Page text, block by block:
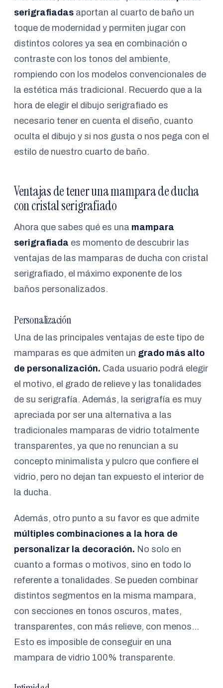
serigrafiadas aportan al cuarto de baño un
toque de modernidad y permiten jugar con
distintos colores ya sea en combinación o
contraste con los tonos del ambiente,
rompiendo con los modelos convencionales de
la estética más tradicional. Recuerdo que a la
hora de elegir el dibujo serigrafiado es
necesario tener en cuenta el diseño, cuanto
oculta el dibujo y si nos gusta o nos pega con el
estilo de nuestro cuarto de baño.
Ventajas de tener una mampara de ducha
con cristal serigrafiado
Ahora que sabes qué es una mampara
serigrafiada es momento de descubrir las
ventajas de las mamparas de ducha con cristal
serigrafiado, el máximo exponente de los
baños personalizados.
Personalización
Una de las principales ventajas de este tipo de
mamparas es que admiten un grado más alto
de personalización. Cada usuario podrá elegir
el motivo, el grado de relieve y las tonalidades
de su serigrafía. Además, la serigrafía es muy
apreciada por ser una alternativa a las
tradicionales mamparas de vidrio totalmente
transparentes, ya que no renuncian a su
concepto minimalista y pulcro que confiere el
vidrio, pero no dejan tan expuesto el interior de
la ducha.
Además, otro punto a su favor es que admite
múltiples combinaciones a la hora de
personalizar la decoración. No solo en
cuanto a formas o motivos, sino en todo lo
referente a tonalidades. Se pueden combinar
distintos segmentos en la misma mampara,
con secciones en tonos oscuros, mates,
transparentes, con más relieve, con menos…
Esto es imposible de conseguir en una
mampara de vidrio 100% transparente.